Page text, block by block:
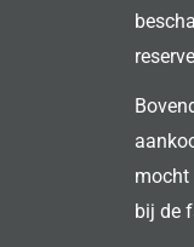
mocht
bij de